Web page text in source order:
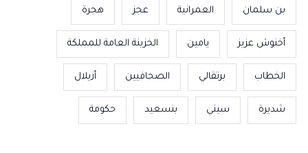
بن سلمان العمرانية عجز هجرة
أخنوش عزيز يامين الخزينة العامة للمملكة
الخطاب برتقالي الصحافيين أزيلال
شديرة سيتي بنسعيد حكومة